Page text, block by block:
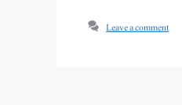
Leave a comment